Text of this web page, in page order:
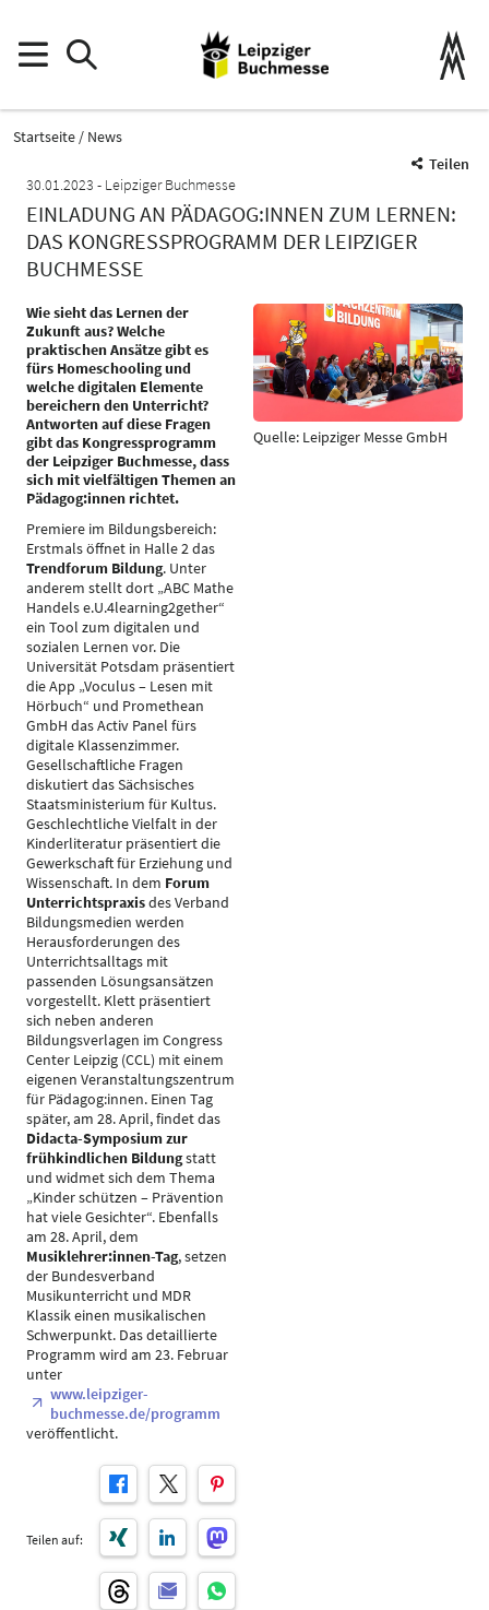
Startseite
News
Teilen
30.01.2023
Leipziger Buchmesse
EINLADUNG AN PÄDAGOG:INNEN ZUM LERNEN:
DAS KONGRESSPROGRAMM DER LEIPZIGER
BUCHMESSE
Wie sieht das Lernen der
Zukunft aus? Welche
praktischen Ansätze gibt es
fürs Homeschooling und
welche digitalen Elemente
bereichern den Unterricht?
Antworten auf diese Fragen
gibt das Kongressprogramm
der Leipziger Buchmesse, dass
sich mit vielfältigen Themen an
Pädagog:innen richtet.
Premiere im Bildungsbereich:
Erstmals öffnet in Halle 2 das
Trendforum Bildung. Unter
anderem stellt dort „ABC Mathe
Handels e.U.4learning2gether“
ein Tool zum digitalen und
sozialen Lernen vor. Die
Universität Potsdam präsentiert
die App „Voculus – Lesen mit
Hörbuch“ und Promethean
GmbH das Activ Panel fürs
digitale Klassenzimmer.
Gesellschaftliche Fragen
diskutiert das Sächsisches
Staatsministerium für Kultus.
Geschlechtliche Vielfalt in der
Kinderliteratur präsentiert die
Gewerkschaft für Erziehung und
Wissenschaft. In dem Forum
Unterrichtspraxisdes Verband
Bildungsmedien werden
Herausforderungen des
Unterrichtsalltags mit
passenden Lösungsansätzen
vorgestellt. Klett präsentiert
sich neben anderen
Bildungsverlagen im Congress
Center Leipzig (CCL) mit einem
eigenen Veranstaltungszentrum
für Pädagog:innen. Einen Tag
später, am 28. April, findet das
Didacta-Symposium zur
frühkindlichen Bildungstatt
und widmet sich dem Thema
„Kinder schützen – Prävention
hat viele Gesichter“. Ebenfalls
am 28. April, dem
Musiklehrer:innen-Tag, setzen
der Bundesverband
Musikunterricht und MDR
Klassik einen musikalischen
Schwerpunkt. Das detaillierte
Programm wird am 23. Februar
unter
www.leipziger-
buchmesse.de/programm
veröffentlicht.
Teilen auf:
Quelle: Leipziger Messe GmbH